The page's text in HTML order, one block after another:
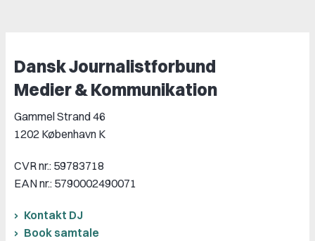
Dansk Journalistforbund
Medier & Kommunikation
Gammel Strand 46
1202 København K
CVR nr.: 59783718
EAN nr.: 5790002490071
Kontakt DJ
Book samtale